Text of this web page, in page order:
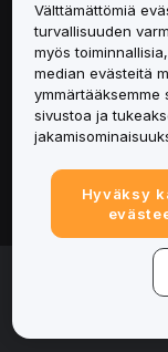
Palvelut
Tuki
Tuotteet
Lakiasiat
© 2025-2026
Välttämättömiä
turvallisuuden
myös
median evästeitä
ymmärtääksemme
sivustoa ja
Hyväksy